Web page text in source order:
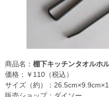
商品名： 棚下キッチンタオルホ
価格：￥110（税込）
サイズ（約）：